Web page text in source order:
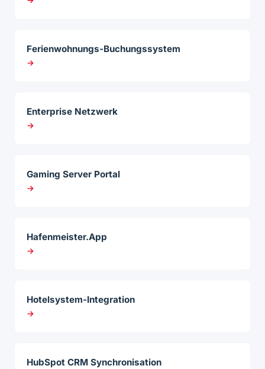
Ferienwohnungs-Buchungssystem
→
Enterprise Netzwerk
→
Gaming Server Portal
→
Hafenmeister.App
→
Hotelsystem-Integration
→
HubSpot CRM Synchronisation